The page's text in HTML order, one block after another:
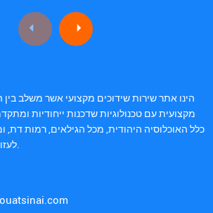
הינו אתר שירות שידוכים מקצועי אשר משלב
מקצועית עם טכנולוגיות שדכנות ייחודיות
כלל האוכלוסיה היהודית, מכל הגילאים, רמות דת,
לעזור להם למצוא את זיווגם.